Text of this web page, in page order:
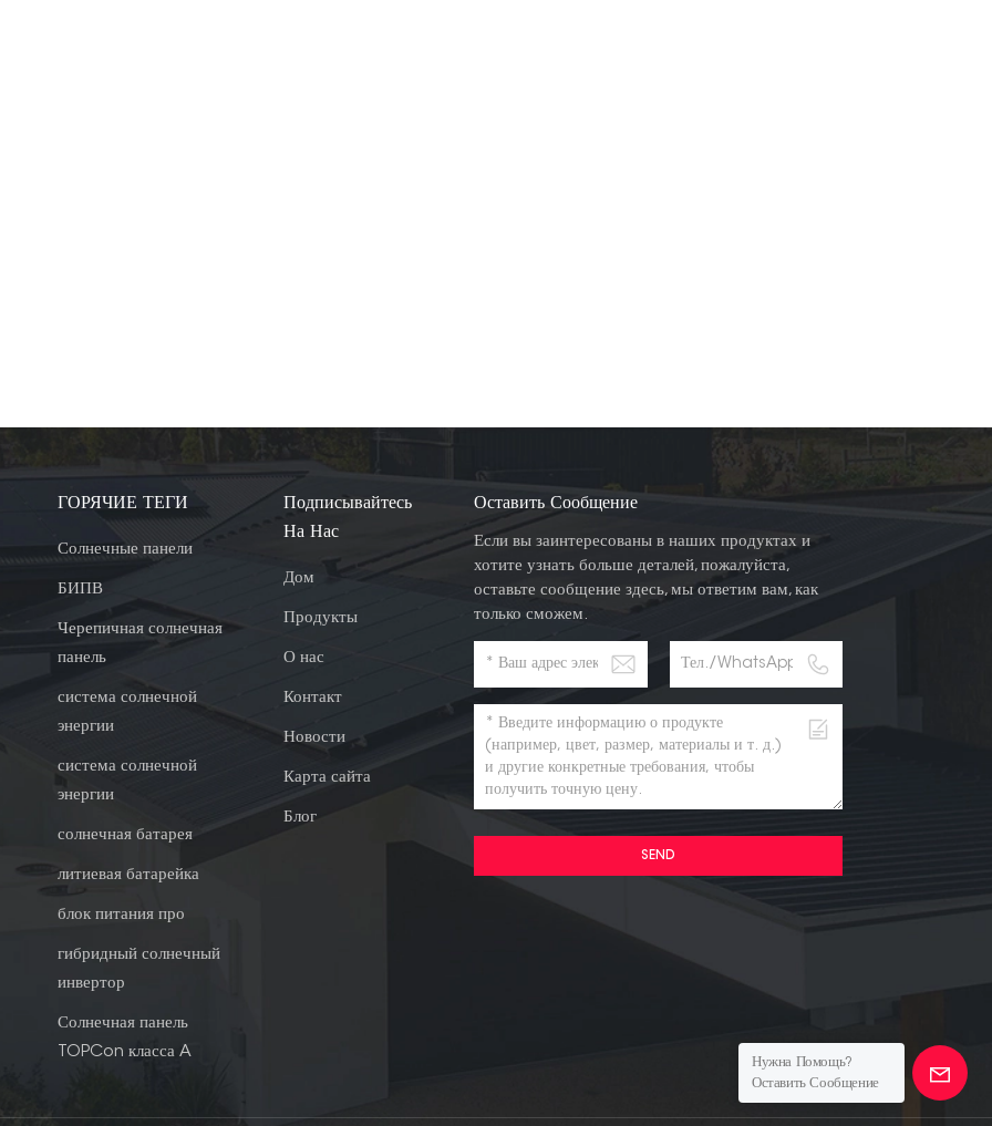
ГОРЯЧИЕ ТЕГИ
Солнечные панели
БИПВ
Черепичная солнечная
панель
система солнечной
энергии
система солнечной
энергии
солнечная батарея
литиевая батарейка
блок питания про
гибридный солнечный
инвертор
Солнечная панель
TOPCon класса A
Подписывайтесь
На Нас
Дом
Продукты
О нас
Контакт
Новости
Карта сайта
Блог
Оставить Сообщение
Если вы заинтересованы в наших продуктах и
хотите узнать больше деталей, пожалуйста,
оставьте сообщение здесь, мы ответим вам, как
только сможем.
SEND
Нужна Помощь?
Оставить Сообщение